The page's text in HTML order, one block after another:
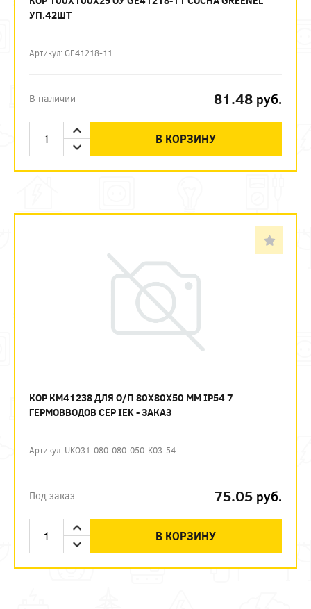
УП.42ШТ
Артикул: GE41218-11
В наличии 81.48 руб.
В КОРЗИНУ
КОР КМ41238 ДЛЯ О/П 80Х80Х50 ММ IP54 7
ГЕРМОВВОДОВ СЕР IEK - ЗАКАЗ
Артикул: UKO31-080-080-050-K03-54
Под заказ 75.05 руб.
В КОРЗИНУ